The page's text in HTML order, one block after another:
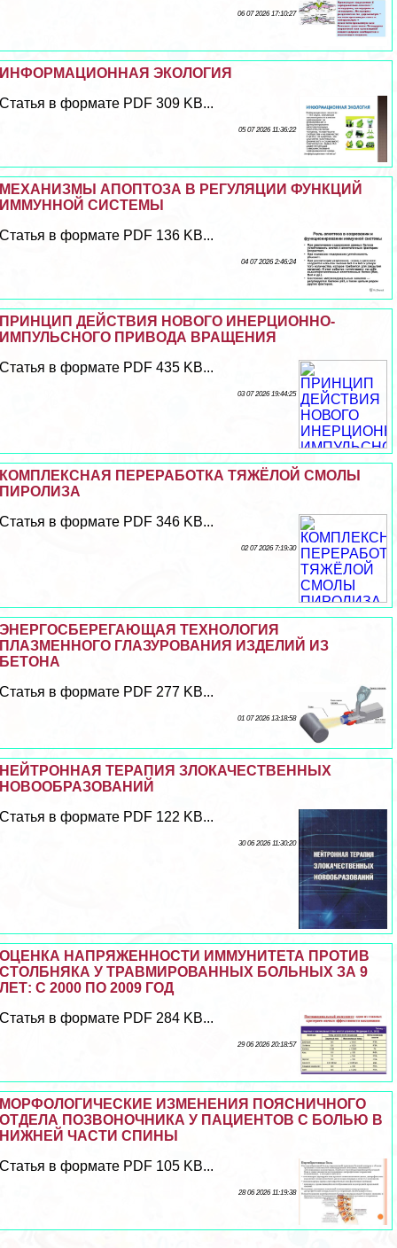
06 07 2026 17:10:27
ИНФОРМАЦИОННАЯ ЭКОЛОГИЯ
Статья в формате PDF 309 KB...
05 07 2026 11:36:22
МЕХАНИЗМЫ АПОПТОЗА В РЕГУЛЯЦИИ ФУНКЦИЙ
ИММУННОЙ СИСТЕМЫ
Статья в формате PDF 136 KB...
04 07 2026 2:46:24
ПРИНЦИП ДЕЙСТВИЯ НОВОГО ИНЕРЦИОННО-
ИМПУЛЬСНОГО ПРИВОДА ВРАЩЕНИЯ
Статья в формате PDF 435 KB...
03 07 2026 19:44:25
КОМПЛЕКСНАЯ ПЕРЕРАБОТКА ТЯЖЁЛОЙ СМОЛЫ
ПИРОЛИЗА
Статья в формате PDF 346 KB...
02 07 2026 7:19:30
ЭНЕРГОСБЕРЕГАЮЩАЯ ТЕХНОЛОГИЯ
ПЛАЗМЕННОГО ГЛАЗУРОВАНИЯ ИЗДЕЛИЙ ИЗ
БЕТОНА
Статья в формате PDF 277 KB...
01 07 2026 13:18:58
НЕЙТРОННАЯ ТЕРАПИЯ ЗЛОКАЧЕСТВЕННЫХ
НОВООБРАЗОВАНИЙ
Статья в формате PDF 122 KB...
30 06 2026 11:30:20
ОЦЕНКА НАПРЯЖЕННОСТИ ИММУНИТЕТА ПРОТИВ
СТОЛБНЯКА У ТРАВМИРОВАННЫХ БОЛЬНЫХ ЗА 9
ЛЕТ: С 2000 ПО 2009 ГОД
Статья в формате PDF 284 KB...
29 06 2026 20:18:57
МОРФОЛОГИЧЕСКИЕ ИЗМЕНЕНИЯ ПОЯСНИЧНОГО
ОТДЕЛА ПОЗВОНОЧНИКА У ПАЦИЕНТОВ С БОЛЬЮ В
НИЖНЕЙ ЧАСТИ СПИНЫ
Статья в формате PDF 105 KB...
28 06 2026 11:19:38